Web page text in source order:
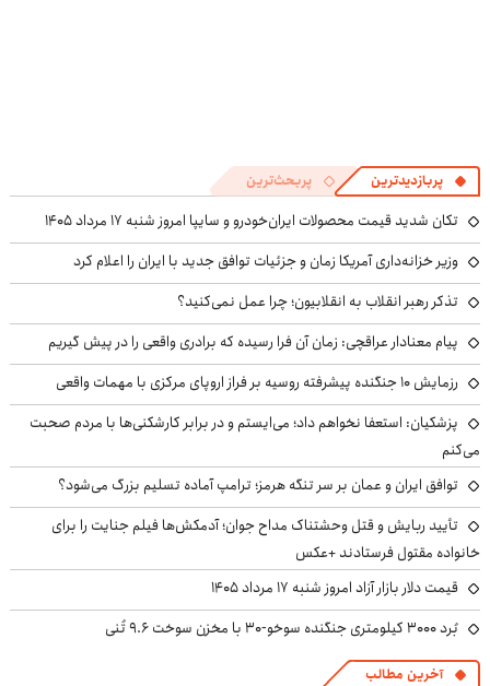
پربازدیدترین پربحث‌ترین
تکان شدید قیمت محصولات ایران‌خودرو و سایپا امروز شنبه ۱۷ مرداد ۱۴۰۵
وزیر خزانه‌داری آمریکا زمان و جزئیات توافق جدید با ایران را اعلام کرد
تذکر رهبر انقلاب به انقلابیون؛ چرا عمل نمی‌کنید؟
پیام معنادار عراقچی: زمان آن فرا رسیده که برادری واقعی را در پیش گیریم
رزمایش ۱۰ جنگنده پیشرفته روسیه بر فراز اروپای مرکزی با مهمات واقعی
پزشکیان: استعفا نخواهم داد؛ می‌ایستم و در برابر کارشکنی‌ها با مردم صحبت
می‌کنم
توافق ایران و عمان بر سر تنگه هرمز؛ ترامپ آماده تسلیم بزرگ می‌شود؟
تأیید ربایش و قتل وحشتناک مداح جوان؛ آدمکش‌ها فیلم جنایت را برای
خانواده مقتول فرستادند +عکس
قیمت دلار بازار آزاد امروز شنبه ۱۷ مرداد ۱۴۰۵
بُرد ۳۰۰۰ کیلومتری جنگنده سوخو-۳۰ با مخزن سوخت ۹.۶ تُنی
آخرین مطالب